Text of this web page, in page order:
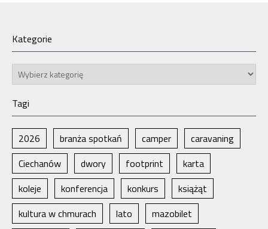
Kategorie
Kategorie
Tagi
2026 branża spotkań camper
caravaning
Ciechanów
dwory footprint
karta
koleje
konferencja konkurs
książąt
kultura w chmurach
lato
mazobilet